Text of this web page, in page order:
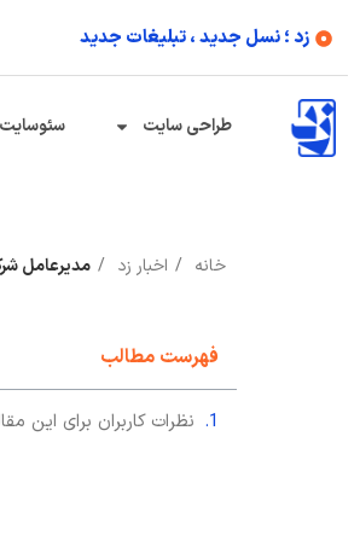
زد ؛ نسل جدید ، تبلیغات جدید
طراحی سایت سئوسایت
خانه اخبار زد مدیرعامل
فهرست مطالب
نظرات کاربران برای این